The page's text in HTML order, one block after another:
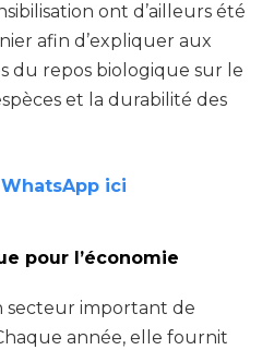
ont d’ailleurs été
afin d’expliquer aux
du repos biologique sur le
et la durabilité des
ici
pour l’économie
secteur important de
année, elle fournit